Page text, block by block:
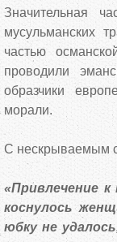
Значительная
мусульманских
частью
проводили
образчики
морали.
С нескрываемым
«Привлечение
коснулось
юбку не